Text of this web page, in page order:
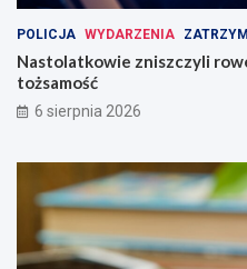
POLICJA WYDARZENIA
Nastolatkowie zniszczyli
tożsamość
6 sierpnia 2026